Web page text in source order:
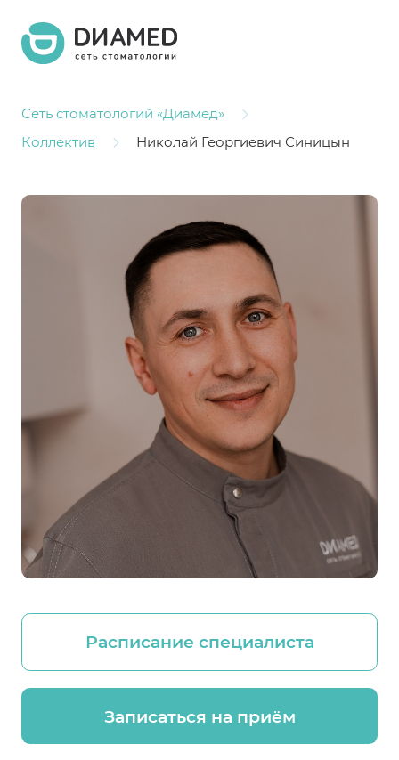
Сеть стоматологий «Диамед»
Коллектив
Николай Георгиевич Синицын
Расписание специалиста
Записаться на приём